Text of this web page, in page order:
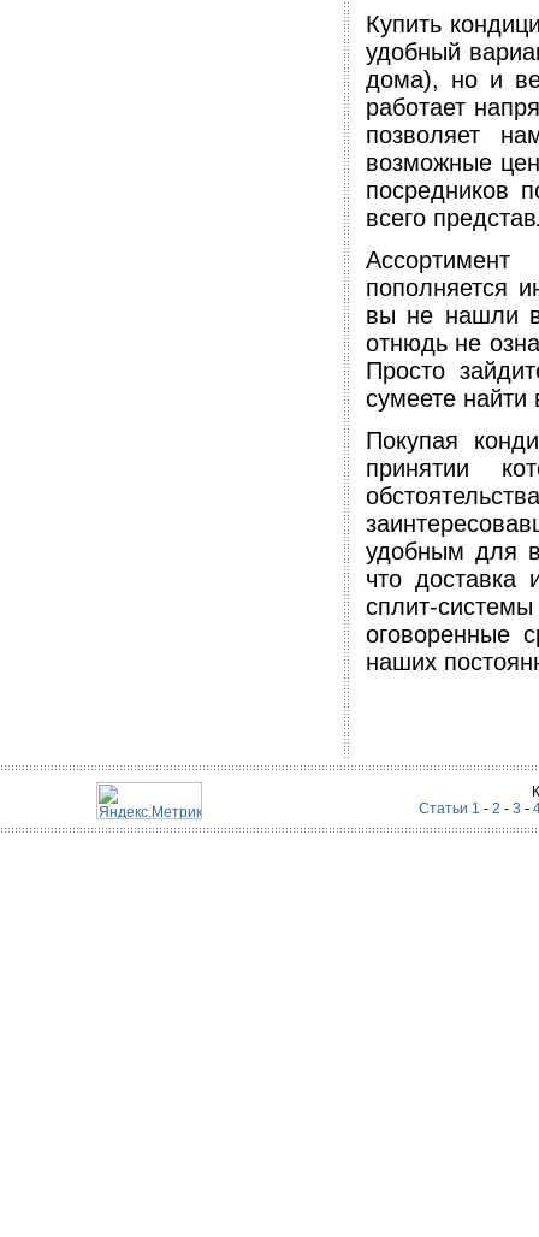
Купить
удобный
дома), но и
работает
позволяет
возможные
посредников
всего
пополняется
вы не нашли
отнюдь не
Просто
сумеете найти
Покупая
принятии
удобным для
что доставка
сплит-
оговоренные
наших
Статьи 1 - 2 - 3 -